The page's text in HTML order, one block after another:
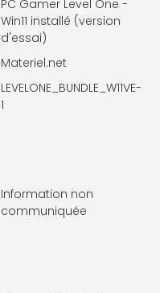
PC Gamer Level One -
Win11 installé (version
d'essai)
Materiel.net
LEVELONE_BUNDLE_W11VE-
1
Information non
communiquée